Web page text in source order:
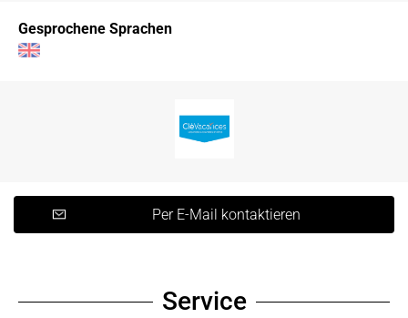
Gesprochene Sprachen
Per E-Mail kontaktieren
Service